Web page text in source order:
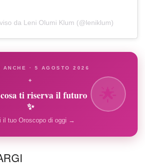
da Leni Olumi Klum (@leniklum)
· 5 AGOSTO 2026
✦
ti riserva il futuro
✨
il tuo Oroscopo di oggi →